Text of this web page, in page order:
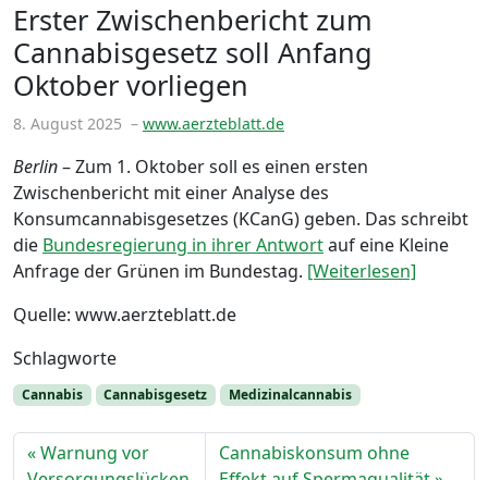
Erster Zwischenbericht zum
Cannabisgesetz soll Anfang
Oktober vorliegen
8. August 2025 – www.aerzteblatt.de
Berlin– Zum 1. Oktober soll es einen ersten
Zwischenbericht mit einer Analyse des
Konsumcannabisgesetzes (KCanG) geben. Das schreibt
die Bundesregierung in ihrer Antwortauf eine Kleine
Anfrage der Grünen im Bundestag. [Weiterlesen]
Quelle: www.aerzteblatt.de
Schlagworte
Cannabis Cannabisgesetz Medizinalcannabis
Warnung vor
Cannabiskonsum ohne